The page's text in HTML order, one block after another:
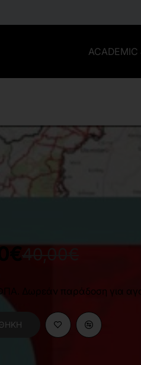
ACADEMIC
και ΓΣΠ:
Δωρεάν παράδοση για